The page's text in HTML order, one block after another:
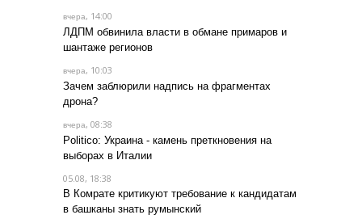
вчера, 14:00
ЛДПМ обвинила власти в обмане примаров и
шантаже регионов
вчера, 10:03
Зачем заблюрили надпись на фрагментах
дрона?
вчера, 08:38
Politico: Украина - камень преткновения на
выборах в Италии
05.08, 18:38
В Комрате критикуют требование к кандидатам
в башканы знать румынский